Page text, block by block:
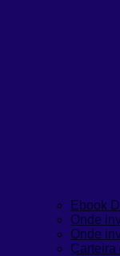
Ebook
Onde
Onde
Carteira